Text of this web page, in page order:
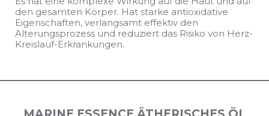
den gesamten Körper. Hat starke antioxidative
Eigenschaften, verlangsamt effektiv den
Alterungsprozess und reduziert das Risiko von Herz-
Kreislauf-Erkrankungen.